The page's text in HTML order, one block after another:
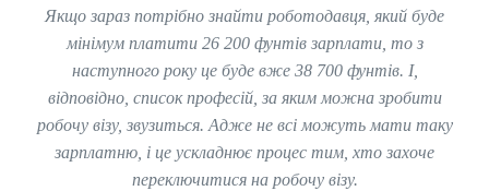
Якщо зараз потрібно знайти роботодавця, який буде
мінімум платити 26 200 фунтів зарплати, то з
наступного року це буде вже 38 700 фунтів. І,
відповідно, список професій, за яким можна зробити
робочу візу, звузиться. Адже не всі можуть мати таку
зарплатню, і це ускладнює процес тим, хто захоче
переключитися на робочу візу.